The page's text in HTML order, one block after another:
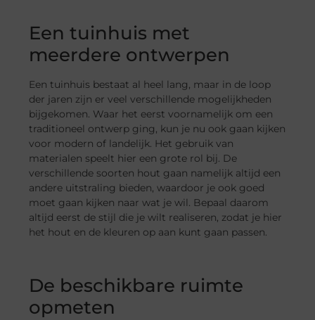
Een tuinhuis met
meerdere ontwerpen
Een tuinhuis bestaat al heel lang, maar in de loop
der jaren zijn er veel verschillende mogelijkheden
bijgekomen. Waar het eerst voornamelijk om een
traditioneel ontwerp ging, kun je nu ook gaan kijken
voor modern of landelijk. Het gebruik van
materialen speelt hier een grote rol bij. De
verschillende soorten hout gaan namelijk altijd een
andere uitstraling bieden, waardoor je ook goed
moet gaan kijken naar wat je wil. Bepaal daarom
altijd eerst de stijl die je wilt realiseren, zodat je hier
het hout en de kleuren op aan kunt gaan passen.
De beschikbare ruimte
opmeten